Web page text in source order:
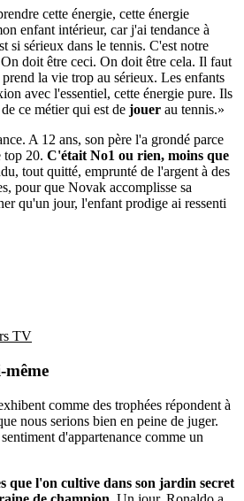
cette énergie, cette énergie
enfant intérieur, car j'ai tendance à
si sérieux dans le tennis. C'est notre
doit être ceci. On doit être cela. Il faut
la vie trop au sérieux. Les enfants
avec l'essentiel, cette énergie pure. Ils
ce métier qui est de jouer au tennis.»
A 12 ans, son père l'a grondé parce
top 20. C'était No1 ou rien, moins que
tout quitté, emprunté de l'argent à des
pour que Novak accomplisse sa
qu'un jour, l'enfant prodige ai ressenti
TV
même
comme des trophées répondent à
nous serions bien en peine de juger.
d'appartenance comme un
que l'on cultive dans son jardin secret